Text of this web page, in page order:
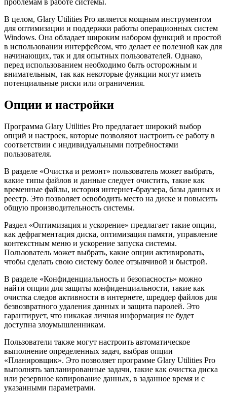
проблемам в работе системы.
В целом, Glary Utilities Pro является мощным инструментом
для оптимизации и поддержки работы операционных систем
Windows. Она обладает широким набором функций и простой
в использовании интерфейсом, что делает ее полезной как для
начинающих, так и для опытных пользователей. Однако,
перед использованием необходимо быть осторожным и
внимательным, так как некоторые функции могут иметь
потенциальные риски или ограничения.
Опции и настройки
Программа Glary Utilities Pro предлагает широкий выбор
опций и настроек, которые позволяют настроить ее работу в
соответствии с индивидуальными потребностями
пользователя.
В разделе «Очистка и ремонт» пользователь может выбрать,
какие типы файлов и данные следует очистить, такие как
временные файлы, история интернет-браузера, базы данных и
реестр. Это позволяет освободить место на диске и повысить
общую производительность системы.
Раздел «Оптимизация и ускорение» предлагает такие опции,
как дефрагментация диска, оптимизация памяти, управление
контекстным меню и ускорение запуска системы.
Пользователь может выбрать, какие опции активировать,
чтобы сделать свою систему более отзывчивой и быстрой.
В разделе «Конфиденциальность и безопасность» можно
найти опции для защиты конфиденциальности, такие как
очистка следов активности в интернете, шреддер файлов для
безвозвратного удаления данных и защита паролей. Это
гарантирует, что никакая личная информация не будет
доступна злоумышленникам.
Пользователи также могут настроить автоматическое
выполнение определенных задач, выбрав опции
«Планировщик». Это позволяет программе Glary Utilities Pro
выполнять запланированные задачи, такие как очистка диска
или резервное копирование данных, в заданное время и с
указанными параметрами.